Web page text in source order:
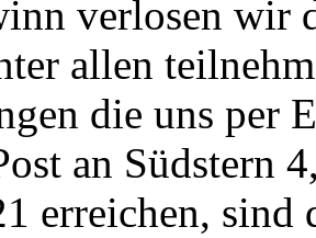
verlosen wir
allen
die uns per
an Südstern
erreichen, sind